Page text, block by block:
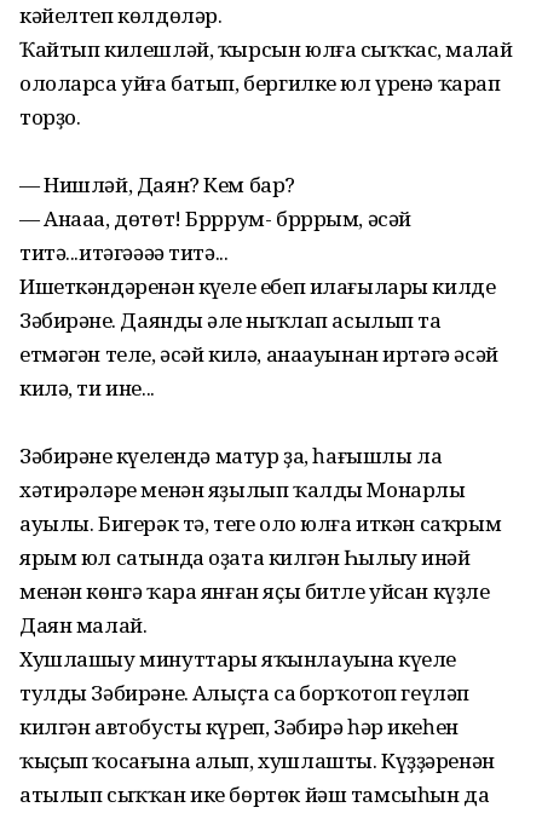
кәйелтеп көлдөләр.
Ҡайтып килешләй, ҡырсын юлға сыҡҡас, малай
ололарса уйға батып, бергилке юл үренә ҡарап
торҙо.
— Нишләй, Даян? Кем бар?
— Анааа, дөтөт! Брррум- брррым, әсәй
титә...итәгәәәә титә...
Ишеткәндәренән күңеле ебеп илағылары килде
Зәбирәнең. Даяндың әле ныҡлап асылып та
етмәгән теле, әсәй килә, анаауынан иртәгә әсәй
килә, ти ине...
Зәбирәнең күңелендә матур ҙа, һағышлы ла
хәтирәләре менән яҙылып ҡалды Монарлы
ауылы. Бигерәк тә, теге оло юлға иткән саҡрым
ярым юл сатында оҙата килгән Һылыу инәй
менән көнгә ҡара янған яҫы битле уйсан күҙле
Даян малай.
Хушлашыу минуттары яҡынлауына күңеле
тулды Зәбирәнең. Алыҫта саң борҡотоп геүләп
килгән автобусты күреп, Зәбирә һәр икеһен
ҡыҫып ҡосағына алып, хушлашты. Күҙҙәренән
атылып сыҡҡан ике бөртөк йәш тамсыһын да